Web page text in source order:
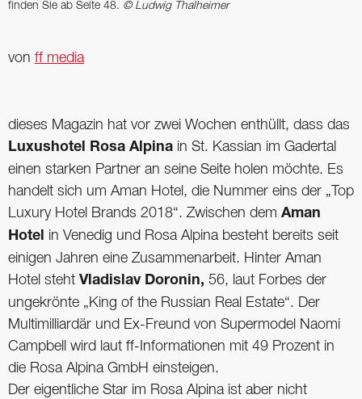
finden Sie ab Seite 48. © Ludwig Thalheimer
von ff media
dieses Magazin hat vor zwei Wochen enthüllt, dass das
Luxushotel Rosa Alpina in St. Kassian im Gadertal
einen starken Partner an seine Seite holen möchte. Es
handelt sich um Aman Hotel, die Nummer eins der „Top
Luxury Hotel Brands 2018“. Zwischen dem Aman
Hotel in Venedig und Rosa Alpina besteht bereits seit
einigen Jahren eine Zusammenarbeit. Hinter Aman
Hotel steht Vladislav Doronin, 56, laut Forbes der
ungekrönte „King of the Russian Real Estate“. Der
Multimilliardär und Ex-Freund von Supermodel Naomi
Campbell wird laut ff-Informationen mit 49 Prozent in
die Rosa Alpina GmbH einsteigen.
Der eigentliche Star im Rosa Alpina ist aber nicht